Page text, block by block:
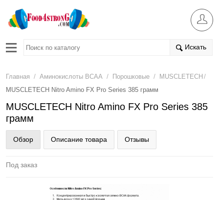
Искать
Главная / Аминокислоты BCAA / Порошковые / MUSCLETECH /
MUSCLETECH Nitro Amino FX Pro Series 385 грамм
MUSCLETECH Nitro Amino FX Pro Series 385
грамм
Обзор Описание товара Отзывы
Под заказ